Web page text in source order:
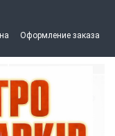
Оформление заказа